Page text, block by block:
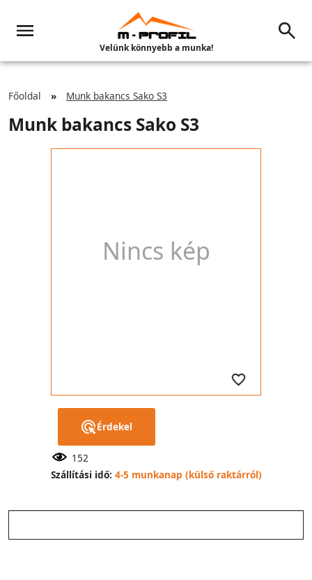
Velünk könnyebb a munka!
Főoldal Munk bakancs Sako S3
Munk bakancs Sako S3
Nincs kép
Érdekel
152
Szállítási idő: 4-5 munkanap (külső raktárról)